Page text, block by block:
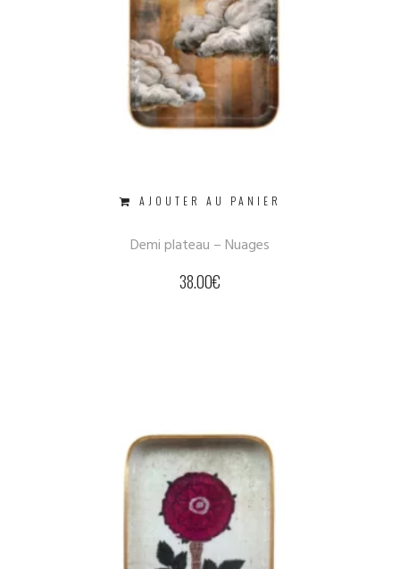
AJOUTER AU PANIER
Demi plateau – Nuages
38.00€